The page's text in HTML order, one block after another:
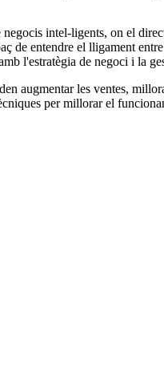
intel-ligents, on el
de entendre el lligament
l'estratègia de negoci i la
augmentar les ventes,
per millorar el